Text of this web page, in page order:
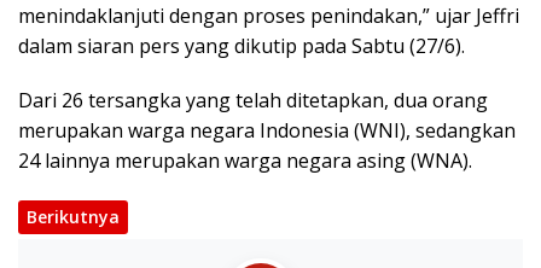
menindaklanjuti dengan proses penindakan,” ujar Jeffri
dalam siaran pers yang dikutip pada Sabtu (27/6).
Dari 26 tersangka yang telah ditetapkan, dua orang
merupakan warga negara Indonesia (WNI), sedangkan
24 lainnya merupakan warga negara asing (WNA).
Berikutnya